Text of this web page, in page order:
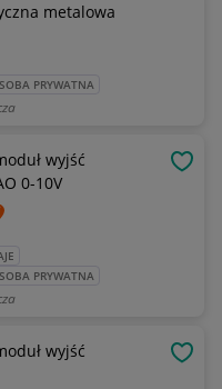
metalowa
PRYWATNA
wyjść
0-10V
PRYWATNA
wyjść